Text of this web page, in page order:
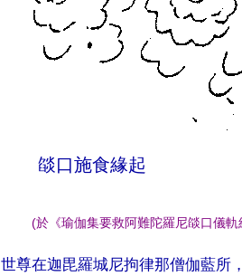
燄口施食緣起
(於 《瑜伽集要救阿難陀羅尼燄口儀軌
世尊在迦毘羅城尼拘律那僧伽藍所